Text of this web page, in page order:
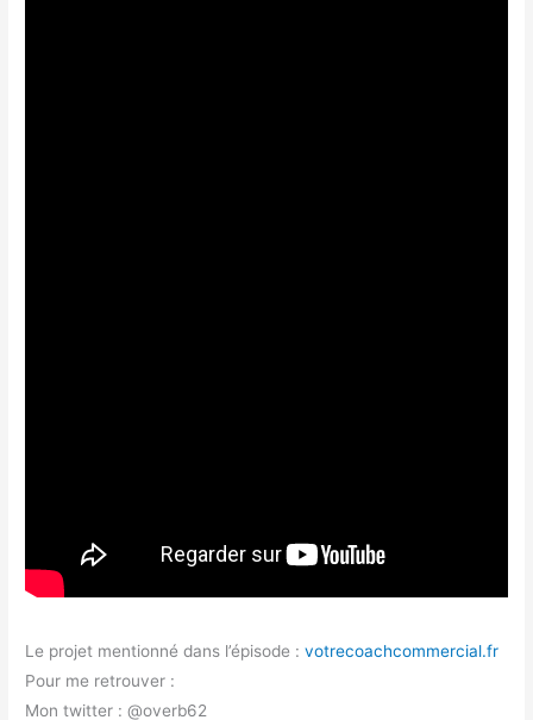
Le projet mentionné dans l’épisode :votrecoachcommercial.fr
Pour me retrouver :
Mon twitter : @overb62